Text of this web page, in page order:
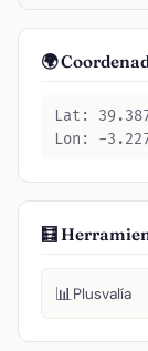
🌍
Lat:
Lon: -
🧮
📊Plusvalía